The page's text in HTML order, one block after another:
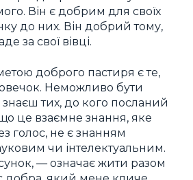
Він є добрим для своїх
до них. Він добрий тому,
за свої вівці.
доброго пастиря є те,
овечок. Неможливо бути
тих, до кого посланий
це взаємне знання, яке
голос, не є знанням
чи інтелектуальним.
— означає жити разом